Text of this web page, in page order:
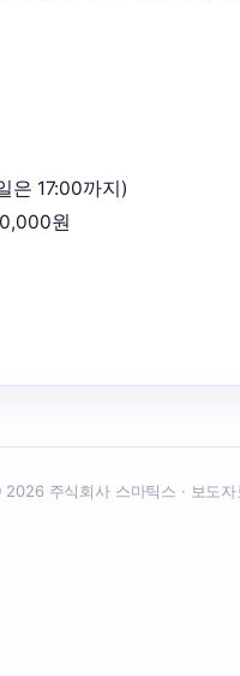
은 17:00까지)
원
주식회사 스마틱스 · 보도자